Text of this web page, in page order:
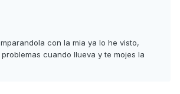
con la mia ya lo he visto,
cuando llueva y te mojes la